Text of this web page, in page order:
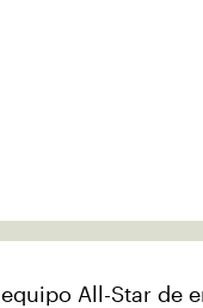
All-Star de